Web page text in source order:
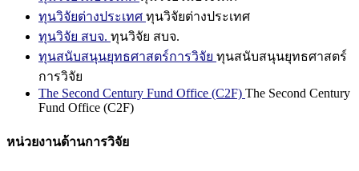
ทุนวิจัยต่างประเทศ ทุนวิจัยต่างประเทศ
ทุนวิจัย สบจ. ทุนวิจัย สบจ.
ทุนสนับสนุนยุทธศาสตร์การวิจัย ทุนสนับสนุนยุทธศาสตร์
การวิจัย
The Second Century Fund Office (C2F) The Second Century
Fund Office (C2F)
หน่วยงานด้านการวิจัย